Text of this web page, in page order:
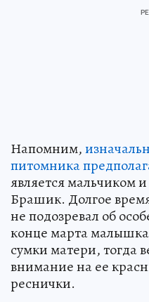
Напомним,
питомника
является мальчиком
Брашик. Долгое
не подозревал об
конце марта малышка
сумки матери, тогда
внимание на ее
реснички.